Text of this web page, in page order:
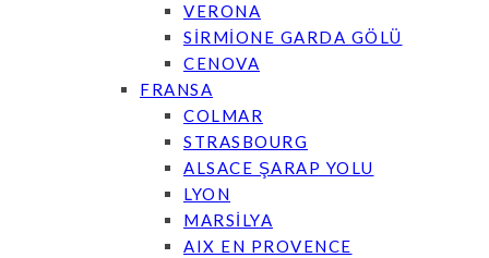
VERONA
SİRMİONE GARDA GÖLÜ
CENOVA
FRANSA
COLMAR
STRASBOURG
ALSACE ŞARAP YOLU
LYON
MARSİLYA
AIX EN PROVENCE